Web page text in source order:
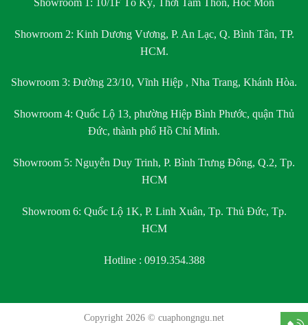
Showroom 2: Kinh Dương Vương, P. An Lạc, Q. Bình Tân, TP.
HCM.
Showroom 3: Đường 23/10, Vĩnh Hiệp , Nha Trang, Khánh Hòa.
Showroom 4: Quốc Lộ 13, phường Hiệp Bình Phước, quận Thủ
Đức, thành phố Hồ Chí Minh.
Showroom 5: Nguyễn Duy Trinh, P. Bình Trưng Đông, Q.2, Tp.
HCM
Showroom 6: Quốc Lộ 1K, P. Linh Xuân, Tp. Thủ Đức, Tp.
HCM
Hotline : 0919.354.388
Copyright 2026 © cuaphongngu.net